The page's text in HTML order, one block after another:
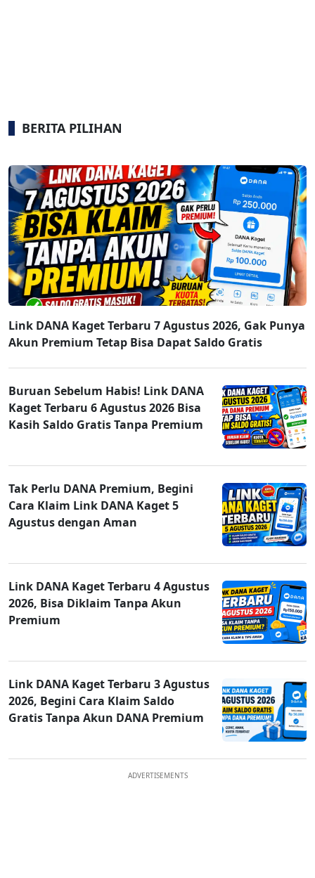
BERITA PILIHAN
Link DANA Kaget Terbaru 7 Agustus 2026, Gak Punya
Akun Premium Tetap Bisa Dapat Saldo Gratis
Buruan Sebelum Habis! Link DANA
Kaget Terbaru 6 Agustus 2026 Bisa
Kasih Saldo Gratis Tanpa Premium
Tak Perlu DANA Premium, Begini
Cara Klaim Link DANA Kaget 5
Agustus dengan Aman
Link DANA Kaget Terbaru 4 Agustus
2026, Bisa Diklaim Tanpa Akun
Premium
Link DANA Kaget Terbaru 3 Agustus
2026, Begini Cara Klaim Saldo
Gratis Tanpa Akun DANA Premium
ADVERTISEMENTS